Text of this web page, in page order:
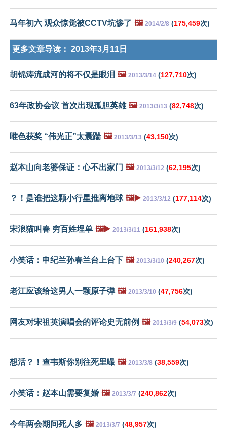
马年初六 观众惊觉被CCTV坑惨了 🖼️ 2014/2/8 (175,459次)
更多文章导读： 2013年3月11日
胡锦涛流成河的将不仅是眼泪 🖼️ 2013/3/14 (127,710次)
63年政协会议 首次出现孤胆英雄 🖼️ 2013/3/13 (82,748次)
唯色获奖 “伟光正”太囊踹 🖼️ 2013/3/13 (43,150次)
赵本山向老婆保证：心不出家门 🖼️ 2013/3/12 (62,195次)
？！是谁把这颗小行星推离地球 🖼️▶️ 2013/3/12 (177,114次)
宋浪猫叫春 穷百姓埋单 🖼️▶️ 2013/3/11 (161,938次)
小笑话：申纪兰孙春兰台上台下 🖼️ 2013/3/10 (240,267次)
老江应该给这男人一颗原子弹 🖼️ 2013/3/10 (47,756次)
网友对宋祖英演唱会的评论史无前例 🖼️ 2013/3/9 (54,073次)
想活？！查韦斯你别往死里嘬 🖼️ 2013/3/8 (38,559次)
小笑话：赵本山需要复婚 🖼️ 2013/3/7 (240,862次)
今年两会期间死人多 🖼️ 2013/3/7 (48,957次)